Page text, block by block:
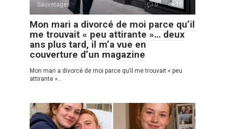
Sauvetages 0 10
Mon mari a divorcé de moi parce qu’il
me trouvait « peu attirante »… deux
ans plus tard, il m’a vue en
couverture d’un magazine
Mon mari a divorcé de moi parce qu’il me trouvait « peu
attirante »…